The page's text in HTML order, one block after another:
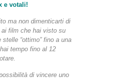
e votali!
ma non dimenticarti di
ai film che hai visto su
stelle “ottimo” fino a una
tempo fino al 12
di vincere uno